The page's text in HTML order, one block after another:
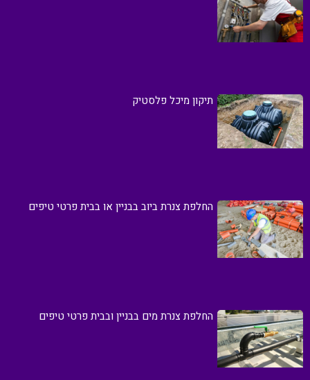
תיקון מיכל פלסטיק
החלפת צנרת ביוב בבניין או בבית פרטי טיפים
החלפת צנרת מים בבניין ובבית פרטי טיפים